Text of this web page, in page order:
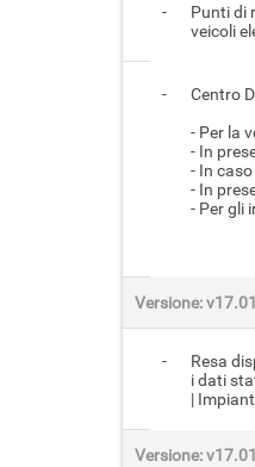
-
Punti di
veicoli
-
Centro
- Per la
- In
- In
- In
- Per gli
Versione:
-
Resa
i dati
|
Versione: